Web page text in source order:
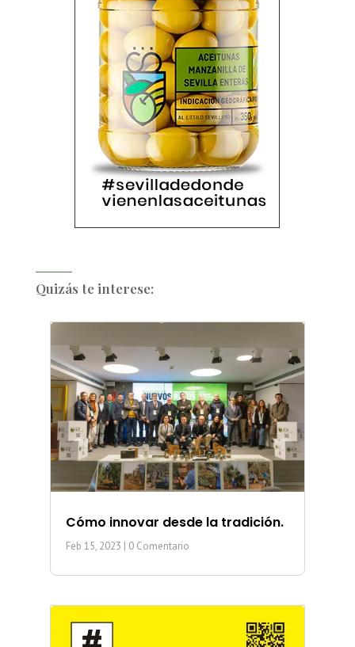
Quizás te interese:
Cómo innovar desde la tradición.
Feb 15, 2023 | 0 Comentario